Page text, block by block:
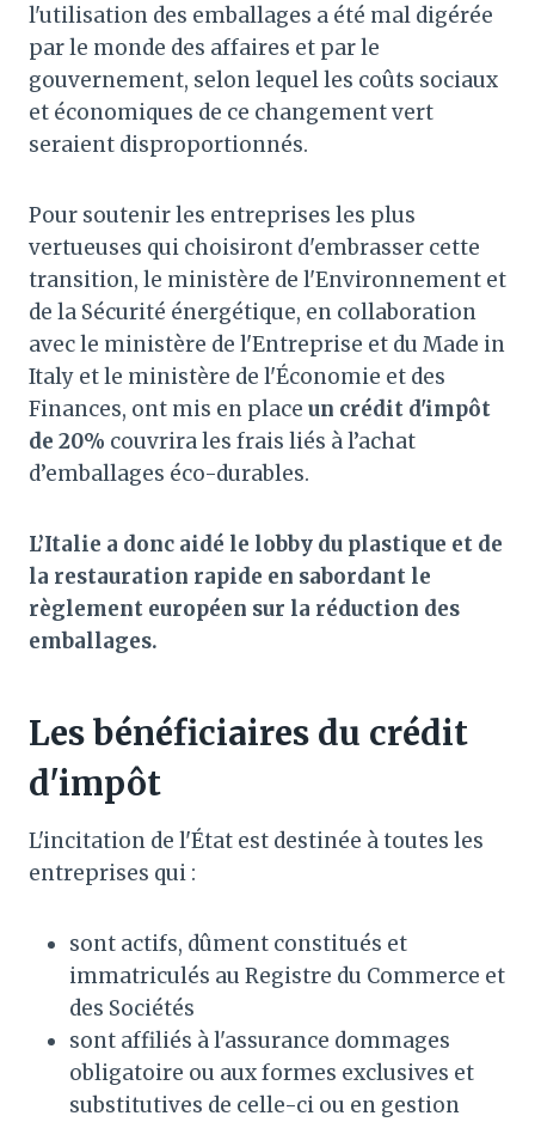
l'utilisation des emballages a été mal digérée
par le monde des affaires et par le
gouvernement, selon lequel les coûts sociaux
et économiques de ce changement vert
seraient disproportionnés.
Pour soutenir les entreprises les plus
vertueuses qui choisiront d'embrasser cette
transition, le ministère de l'Environnement et
de la Sécurité énergétique, en collaboration
avec le ministère de l'Entreprise et du Made in
Italy et le ministère de l'Économie et des
Finances, ont mis en place un crédit d'impôt
de 20% couvrira les frais liés à l’achat
d’emballages éco-durables.
L’Italie a donc aidé le lobby du plastique et de
la restauration rapide en sabordant le
règlement européen sur la réduction des
emballages.
Les bénéficiaires du crédit
d'impôt
L'incitation de l'État est destinée à toutes les
entreprises qui :
sont actifs, dûment constitués et
immatriculés au Registre du Commerce et
des Sociétés
sont affiliés à l'assurance dommages
obligatoire ou aux formes exclusives et
substitutives de celle-ci ou en gestion